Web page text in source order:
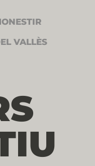
VALLÈS